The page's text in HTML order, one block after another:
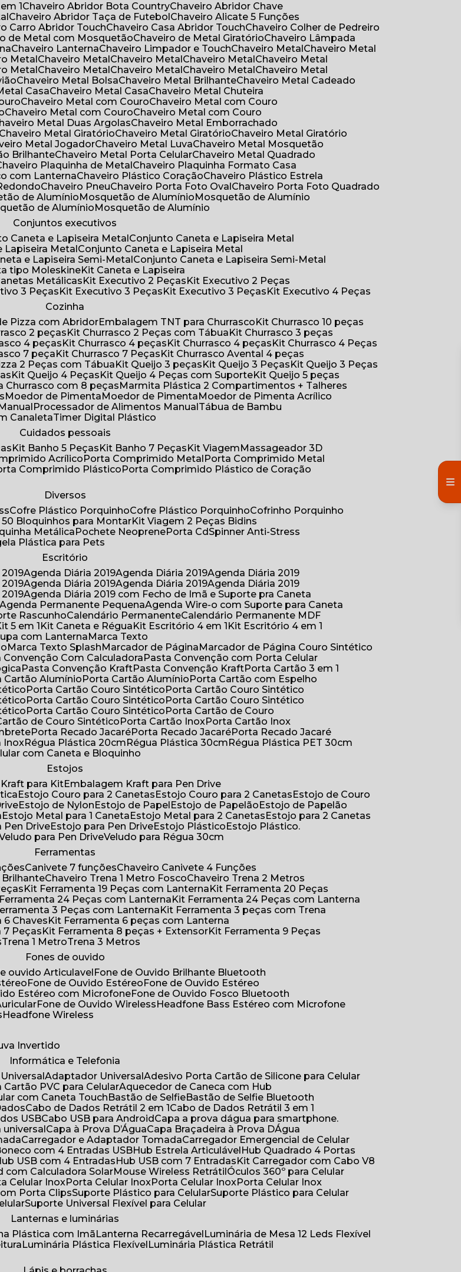
1 Chaveiro Abridor Bota Country
Chaveiro Abridor Chave
Chaveiro Abridor Taça de Futebol
Chaveiro Alicate 5 Funções
Carro Abridor Touch Chaveiro Casa Abridor Touch
Chaveiro Colher de Pedreiro
de Metal com Mosquetão Chaveiro de Metal Giratório
Chaveiro Lâmpada
Chaveiro Lanterna Chaveiro Limpador e Touch Chaveiro Metal
Chaveiro Metal
Metal Chaveiro Metal Chaveiro Metal Chaveiro Metal
Chaveiro Metal
Metal Chaveiro Metal Chaveiro Metal Chaveiro Metal
Chaveiro Metal
Chaveiro Metal Bolsa Chaveiro Metal Brilhante
Chaveiro Metal Cadeado
Casa Chaveiro Metal Casa
Chaveiro Metal Chuteira
Chaveiro Metal com Couro
Chaveiro Metal com Couro
Chaveiro Metal com Couro
Chaveiro Metal com Couro
Chaveiro Metal Duas Argolas
Chaveiro Metal Emborrachado
Chaveiro Metal Giratório Chaveiro Metal Giratório
Chaveiro Metal Giratório
Metal Jogador Chaveiro Metal Luva
Chaveiro Metal Mosquetão
Brilhante Chaveiro Metal Porta Celular
Chaveiro Metal Quadrado
Chaveiro Plaquinha de Metal
Chaveiro Plaquinha Formato Casa
com Lanterna Chaveiro Plástico Coração
Chaveiro Plástico Estrela
Chaveiro Pneu Chaveiro Porta Foto Oval
Chaveiro Porta Foto Quadrado
de Alumínio Mosquetão de Alumínio
Mosquetão de Alumínio
de Alumínio
Mosquetão de Alumínio
Conjuntos executivos
Caneta e Lapiseira Metal
Conjunto Caneta e Lapiseira Metal
Lapiseira Metal
Conjunto Caneta e Lapiseira Metal
e Lapiseira Semi-Metal
Conjunto Caneta e Lapiseira Semi-Metal
tipo Moleskine
Kit Caneta e Lapiseira
Metálicas Kit Executivo 2 Peças
Kit Executivo 2 Peças
3 Peças Kit Executivo 3 Peças Kit Executivo 3 Peças
Kit Executivo 4 Peças
Cozinha
Pizza com Abridor Embalagem TNT para Churrasco
Kit Churrasco 10 peças
2 peças Kit Churrasco 2 Peças com Tábua
Kit Churrasco 3 peças
4 peças Kit Churrasco 4 peças Kit Churrasco 4 peças
Kit Churrasco 4 Peças
7 peça Kit Churrasco 7 Peças
Kit Churrasco Avental 4 peças
2 Peças com Tábua Kit Queijo 3 peças Kit Queijo 3 Peças
Kit Queijo 3 Peças
Kit Queijo 4 Peças Kit Queijo 4 Peças com Suporte
Kit Queijo 5 peças
Churrasco com 8 peças
Marmita Plástica 2 Compartimentos + Talheres
Moedor de Pimenta Moedor de Pimenta
Moedor de Pimenta Acrílico
Processador de Alimentos Manual
Tábua de Bambu
Canaleta
Timer Digital Plástico
Cuidados pessoais
Kit Banho 5 Peças Kit Banho 7 Peças Kit Viagem
Massageador 3D
Acrílico Porta Comprimido Metal
Porta Comprimido Metal
Comprimido Plástico
Porta Comprimido Plástico de Coração
Diversos
Cofre Plástico Porquinho Cofre Plástico Porquinho
Cofrinho Porquinho
50 Bloquinhos para Montar
Kit Viagem 2 Peças Bidins
Metálica Pochete Neoprene Porta Cd
Spinner Anti-Stress
Plástica para Pets
Escritório
2019 Agenda Diária 2019 Agenda Diária 2019
Agenda Diária 2019
2019 Agenda Diária 2019 Agenda Diária 2019
Agenda Diária 2019
2019
Agenda Diária 2019 com Fecho de Imã e Suporte pra Caneta
Agenda Permanente Pequena
Agenda Wire-o com Suporte para Caneta
Rascunho Calendário Permanente
Calendário Permanente MDF
Kit 5 em 1 Kit Caneta e Régua Kit Escritório 4 em 1
Kit Escritório 4 em 1
Lupa com Lanterna
Marca Texto
Marca Texto Splash Marcador de Página
Marcador de Página Couro Sintético
Convenção Com Calculadora
Pasta Convenção com Porta Celular
Pasta Convenção Kraft Pasta Convenção Kraft
Porta Cartão 3 em 1
Cartão Alumínio Porta Cartão Alumínio
Porta Cartão com Espelho
Porta Cartão Couro Sintético
Porta Cartão Couro Sintético
Porta Cartão Couro Sintético
Porta Cartão Couro Sintético
Porta Cartão Couro Sintético
Porta Cartão de Couro
de Couro Sintético Porta Cartão Inox
Porta Cartão Inox
Porta Recado Jacaré Porta Recado Jacaré
Porta Recado Jacaré
Inox Régua Plástica 20cm Régua Plástica 30cm
Régua Plástica PET 30cm
com Caneta e Bloquinho
Estojos
Kraft para Kit
Embalagem Kraft para Pen Drive
Estojo Couro para 2 Canetas Estojo Couro para 2 Canetas
Estojo de Couro
Estojo de Nylon Estojo de Papel Estojo de Papelão
Estojo de Papelão
Estojo Metal para 1 Caneta Estojo Metal para 2 Canetas
Estojo para 2 Canetas
Pen Drive Estojo para Pen Drive Estojo Plástico
Estojo Plástico.
Veludo para Pen Drive Veludo para Régua 30cm
Ferramentas
Canivete 7 funções
Chaveiro Canivete 4 Funções
Brilhante Chaveiro Trena 1 Metro Fosco
Chaveiro Trena 2 Metros
Kit Ferramenta 19 Peças com Lanterna
Kit Ferramenta 20 Peças
Ferramenta 24 Peças com Lanterna
Kit Ferramenta 24 Peças com Lanterna
3 Peças com Lanterna
Kit Ferramenta 3 peças com Trena
6 Chaves
Kit Ferramenta 6 peças com Lanterna
7 Peças Kit Ferramenta 8 peças + Extensor
Kit Ferramenta 9 Peças
Trena 1 Metro
Trena 3 Metros
Fones de ouvido
ouvido Articulavel
Fone de Ouvido Brilhante Bluetooth
Fone de Ouvido Estéreo
Fone de Ouvido Estéreo
Estéreo com Microfone Fone de Ouvido Fosco Bluetooth
Fone de Ouvido Wireless
Headfone Bass Estéreo com Microfone
Headfone Wireless
Invertido
Informática e Telefonia
Universal Adaptador Universal
Adesivo Porta Cartão de Silicone para Celular
Cartão PVC para Celular
Aquecedor de Caneca com Hub
com Caneta Touch Bastão de Selfie
Bastão de Selfie Bluetooth
Cabo de Dados Retrátil 2 em 1
Cabo de Dados Retrátil 3 em 1
USB Cabo USB para Android
Capa a prova dágua para smartphone.
universal Capa à Prova D’Água
Capa Braçadeira à Prova DÁgua
Carregador e Adaptador Tomada
Carregador Emergencial de Celular
com 4 Entradas USB Hub Estrela Articulável
Hub Quadrado 4 Portas
Hub USB com 4 Entradas Hub USB com 7 Entradas
Kit Carregador com Cabo V8
com Calculadora Solar Mouse Wireless Retrátil
Óculos 360º para Celular
Celular Inox Porta Celular Inox Porta Celular Inox
Porta Celular Inox
Porta Clips Suporte Plástico para Celular Suporte Plástico para Celular
Suporte Universal Flexível para Celular
Lanternas e luminárias
Plástica com Imã Lanterna Recarregável
Luminária de Mesa 12 Leds Flexível
Luminária Plástica Flexível
Luminária Plástica Retrátil